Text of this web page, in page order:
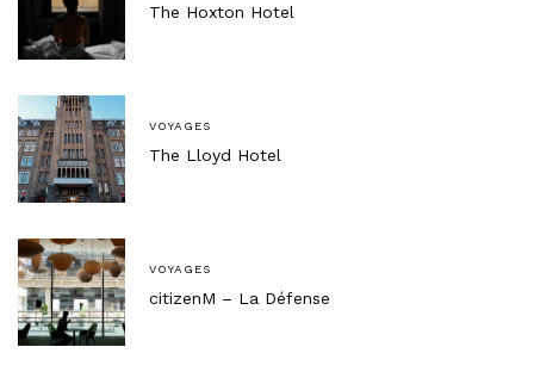
The Hoxton Hotel
VOYAGES
The Lloyd Hotel
VOYAGES
citizenM – La Défense